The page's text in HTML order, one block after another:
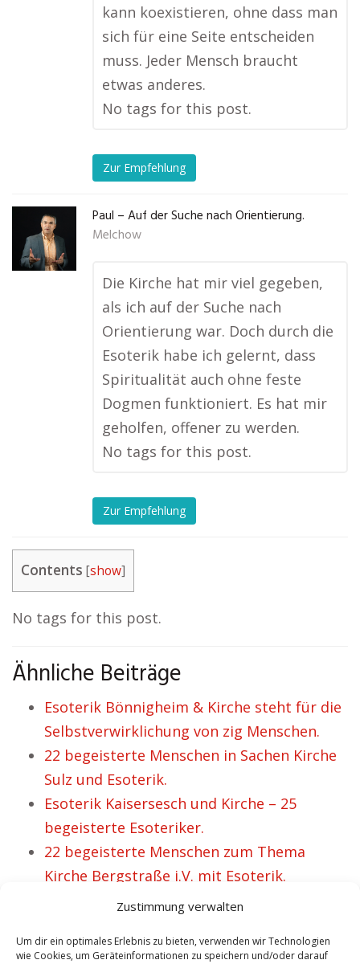
Zustimmung verwalten
Um dir ein optimales Erlebnis zu bieten, verwenden wir Technologien
wie Cookies, um Geräteinformationen zu speichern und/oder darauf
kann koexistieren, ohne dass man
sich für eine Seite entscheiden
muss. Jeder Mensch braucht
etwas anderes.
No tags for this post.
Zur Empfehlung
Paul – Auf der Suche nach Orientierung.
Melchow
Die Kirche hat mir viel gegeben,
als ich auf der Suche nach
Orientierung war. Doch durch die
Esoterik habe ich gelernt, dass
Spiritualität auch ohne feste
Dogmen funktioniert. Es hat mir
geholfen, offener zu werden.
No tags for this post.
Zur Empfehlung
Contents [show]
No tags for this post.
Ähnliche Beiträge
Esoterik Bönnigheim & Kirche steht für die
Selbstverwirklichung von zig Menschen.
22 begeisterte Menschen in Sachen Kirche
Sulz und Esoterik.
Esoterik Kaisersesch und Kirche – 25
begeisterte Esoteriker.
22 begeisterte Menschen zum Thema
Kirche Bergstraße i.V. mit Esoterik.
Esoterik Bad Berleburg i.V. mit Kirche